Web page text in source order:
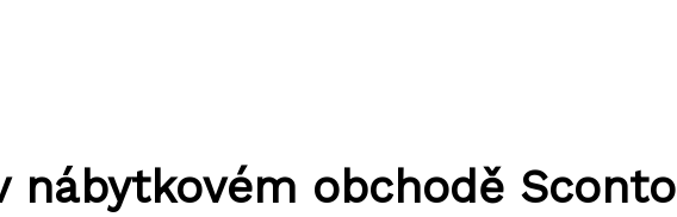
nábytkovém obchodě Sconto